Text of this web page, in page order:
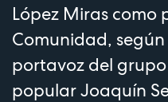
López Miras como
Comunidad,
portavoz del
popular Joaquín